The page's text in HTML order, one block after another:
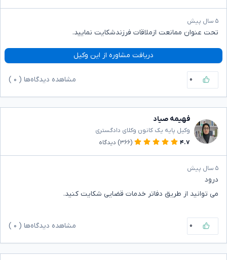
۵ سال پیش
تحت عنوان ممانعت ازملاقات فرزندشکایت نمایید.
دریافت مشاوره از این وکیل
۰ مشاهده دیدگاه‌ها ( ۰
فهیمه صیاد
وکیل پایه یک کانون وکلای دادگستری
۴.۷
(۳۶۶) دیدگاه
۵ سال پیش
درود
می توانید از طریق دفاتر خدمات قضایی شکایت کنید.
۰ مشاهده دیدگاه‌ها ( ۰